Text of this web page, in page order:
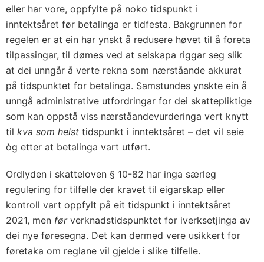
eller har vore, oppfylte på noko tidspunkt i
inntektsåret før betalinga er tidfesta. Bakgrunnen for
regelen er at ein har ynskt å redusere høvet til å foreta
tilpassingar, til dømes ved at selskapa riggar seg slik
at dei unngår å verte rekna som nærståande akkurat
på tidspunktet for betalinga. Samstundes ynskte ein å
unngå administrative utfordringar for dei skattepliktige
som kan oppstå viss nærståandevurderinga vert knytt
til kva som helst tidspunkt i inntektsåret – det vil seie
òg etter at betalinga vart utført.
Ordlyden i skatteloven § 10-82 har inga særleg
regulering for tilfelle der kravet til eigarskap eller
kontroll vart oppfylt på eit tidspunkt i inntektsåret
2021, men førverknadstidspunktet for iverksetjinga av
dei nye føresegna. Det kan dermed vere usikkert for
føretaka om reglane vil gjelde i slike tilfelle.